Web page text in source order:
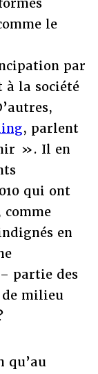
le
par
la société
, parlent
». Il en
qui ont
en
partie des
de milieu
qu’au